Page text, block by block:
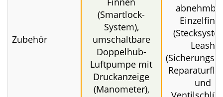
12,38 kg (12')
Handbuch
(Deutsch), SUP
Rucksack, 3-
teiliges
Glasfaser-
Paddel, 3
Anleitung,